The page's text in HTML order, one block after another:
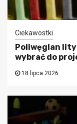
Ciekawostki
Poliwęglan
wybrać do
18 lipca 2026